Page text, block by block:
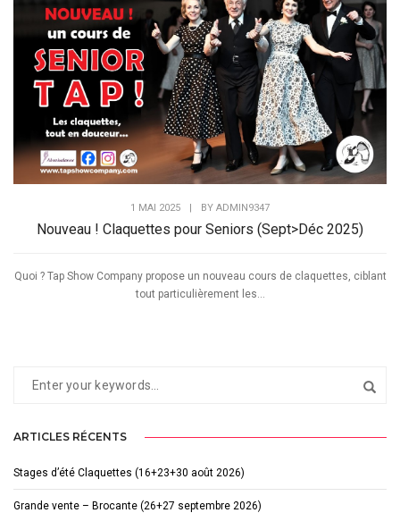
1 MAI 2025 BY ADMIN9347
Nouveau ! Claquettes pour Seniors (Sept>Déc 2025)
Quoi ? Tap Show Company propose un nouveau cours de claquettes, ciblant
tout particulièrement les...
ARTICLES RÉCENTS
Stages d’été Claquettes (16+23+30 août 2026)
Grande vente – Brocante (26+27 septembre 2026)